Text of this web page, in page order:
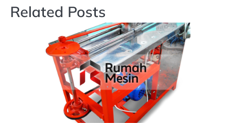
Related Posts